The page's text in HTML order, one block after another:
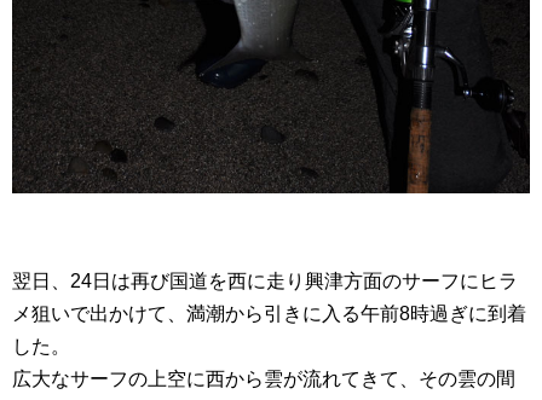
翌日、24日は再び国道を西に走り興津方面のサーフにヒラ
メ狙いで出かけて、満潮から引きに入る午前8時過ぎに到着
した。
広大なサーフの上空に西から雲が流れてきて、その雲の間